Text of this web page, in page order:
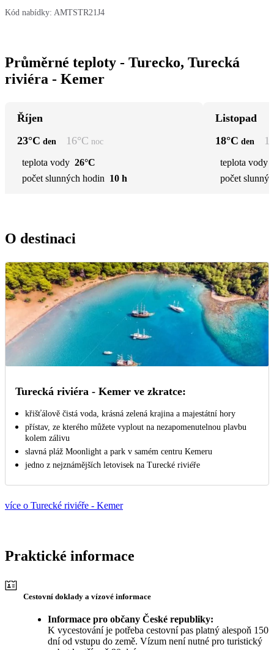
Kód nabídky: AMTSTR21J4
Průměrné teploty - Turecko, Turecká
riviéra - Kemer
Říjen
23°C den 16°C noc
teplota vody 26°C
počet slunných hodin 10 h
Listopad
18°C den
teplota vody
počet
O destinaci
Turecká riviéra - Kemer ve zkratce:
křišťálově čistá voda, krásná zelená krajina a majestátní hory
přístav, ze kterého můžete vyplout na nezapomenutelnou plavbu
kolem zálivu
slavná pláž Moonlight a park v samém centru Kemeru
jedno z nejznámějších letovisek na Turecké riviéře
více o Turecké riviéře - Kemer
Praktické informace
Cestovní doklady a vízové informace
Informace pro občany České republiky:
K vycestování je potřeba cestovní pas platný alespoň 150
dní od vstupu do země. Vízum není nutné pro turistický